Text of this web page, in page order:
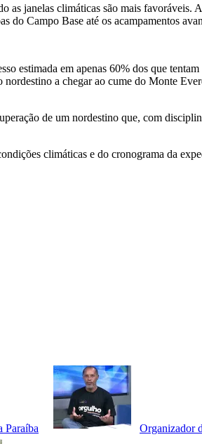
as janelas climáticas são mais
do Campo Base até os acampamentos
estimada em apenas 60% dos que
a chegar ao cume do Monte
de um nordestino que, com
climáticas e do cronograma da
Paraíba Organizador